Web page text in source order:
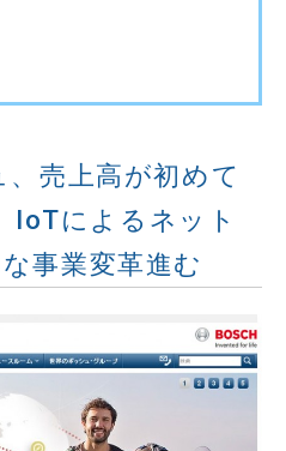
、売上高が初めて
によるネット
事業変革進む